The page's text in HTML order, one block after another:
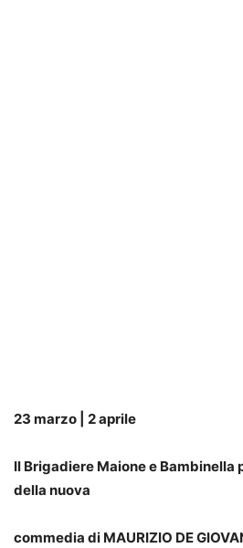
23 marzo | 2 aprile
Il Brigadiere Maione e Bambinella
della nuova
commedia di MAURIZIO DE